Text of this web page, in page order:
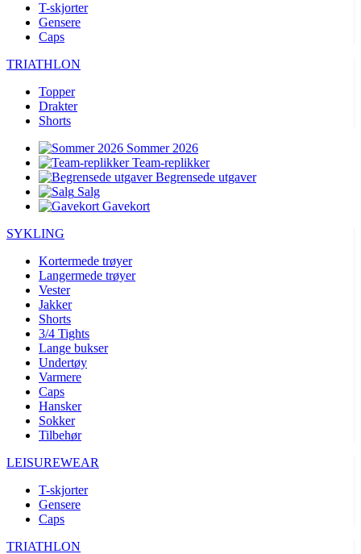
T-skjorter
Gensere
Caps
TRIATHLON
Topper
Drakter
Shorts
Sommer 2026
Team-replikker
Begrensede utgaver
Salg
Gavekort
SYKLING
Kortermede trøyer
Langermede trøyer
Vester
Jakker
Shorts
3/4 Tights
Lange bukser
Undertøy
Varmere
Caps
Hansker
Sokker
Tilbehør
LEISUREWEAR
T-skjorter
Gensere
Caps
TRIATHLON